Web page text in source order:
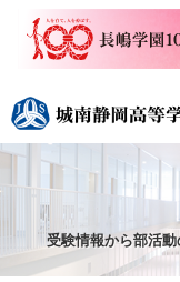
受験情報から部活